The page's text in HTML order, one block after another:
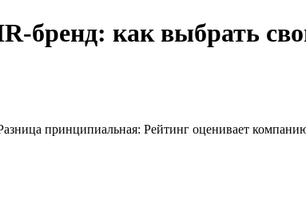
бренд: как выбрать
принципиальная: Рейтинг оценивает